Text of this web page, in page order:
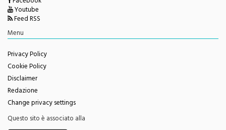
Youtube
Feed RSS
Menu
Privacy Policy
Cookie Policy
Disclaimer
Redazione
Change privacy settings
Questo sito è associato alla